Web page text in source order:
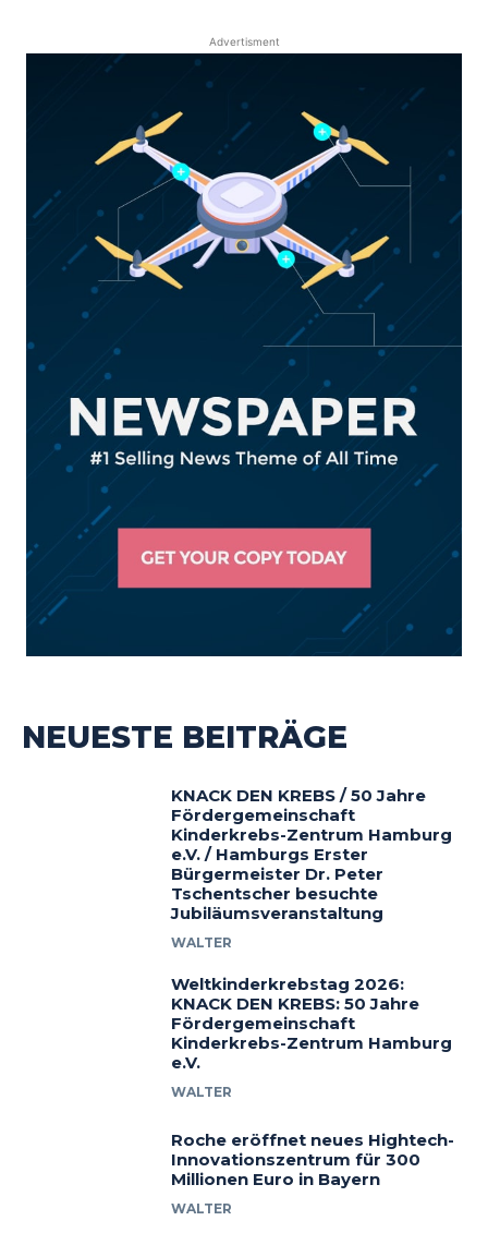
Advertisment
NEUESTE BEITRÄGE
KNACK DEN KREBS / 50 Jahre
Fördergemeinschaft
Kinderkrebs-Zentrum Hamburg
e.V. / Hamburgs Erster
Bürgermeister Dr. Peter
Tschentscher besuchte
Jubiläumsveranstaltung
WALTER
Weltkinderkrebstag 2026:
KNACK DEN KREBS: 50 Jahre
Fördergemeinschaft
Kinderkrebs-Zentrum Hamburg
e.V.
WALTER
Roche eröffnet neues Hightech-
Innovationszentrum für 300
Millionen Euro in Bayern
WALTER